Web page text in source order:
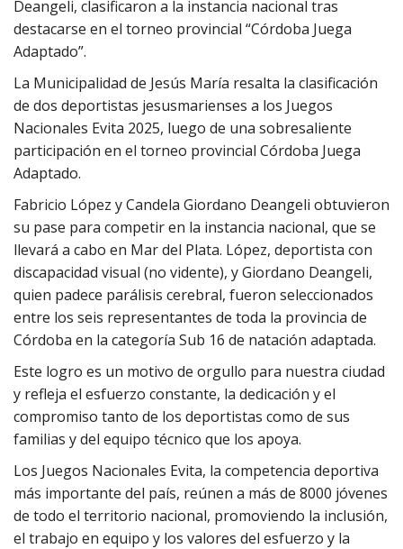
Deangeli, clasificaron a la instancia nacional tras
destacarse en el torneo provincial “Córdoba Juega
Adaptado”.
La Municipalidad de Jesús María resalta la clasificación
de dos deportistas jesusmarienses a los Juegos
Nacionales Evita 2025, luego de una sobresaliente
participación en el torneo provincial Córdoba Juega
Adaptado.
Fabricio López y Candela Giordano Deangeli obtuvieron
su pase para competir en la instancia nacional, que se
llevará a cabo en Mar del Plata. López, deportista con
discapacidad visual (no vidente), y Giordano Deangeli,
quien padece parálisis cerebral, fueron seleccionados
entre los seis representantes de toda la provincia de
Córdoba en la categoría Sub 16 de natación adaptada.
Este logro es un motivo de orgullo para nuestra ciudad
y refleja el esfuerzo constante, la dedicación y el
compromiso tanto de los deportistas como de sus
familias y del equipo técnico que los apoya.
Los Juegos Nacionales Evita, la competencia deportiva
más importante del país, reúnen a más de 8000 jóvenes
de todo el territorio nacional, promoviendo la inclusión,
el trabajo en equipo y los valores del esfuerzo y la